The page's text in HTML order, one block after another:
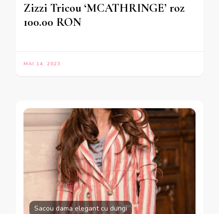
Zizzi Tricou ‘MCATHRINGE’ roz
100.00 RON
MAI 14, 2023
Sacou dama elegant cu dungi